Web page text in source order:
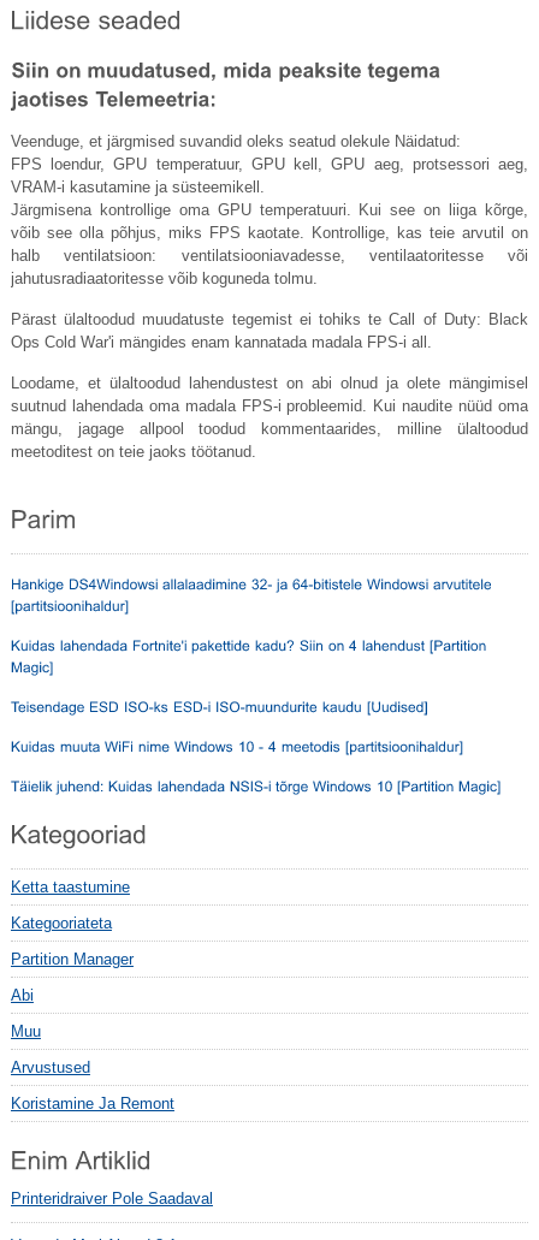
Veenduge, et järgmised suvandid oleks seatud olekule Näidatud:
FPS loendur, GPU temperatuur, GPU kell, GPU aeg, protsessori aeg,
VRAM-i kasutamine ja süsteemikell.
Järgmisena kontrollige oma GPU temperatuuri. Kui see on liiga kõrge,
võib see olla põhjus, miks FPS kaotate. Kontrollige, kas teie arvutil on
halb ventilatsioon: ventilatsiooniavadesse, ventilaatoritesse või
jahutusradiaatoritesse võib koguneda tolmu.
Pärast ülaltoodud muudatuste tegemist ei tohiks te Call of Duty: Black
Ops Cold War'i mängides enam kannatada madala FPS-i all.
Loodame, et ülaltoodud lahendustest on abi olnud ja olete mängimisel
suutnud lahendada oma madala FPS-i probleemid. Kui naudite nüüd oma
mängu, jagage allpool toodud kommentaarides, milline ülaltoodud
meetoditest on teie jaoks töötanud.
Ketta taastumine
Kategooriateta
Partition Manager
Abi
Muu
Arvustused
Koristamine Ja Remont
Printeridraiver Pole Saadaval